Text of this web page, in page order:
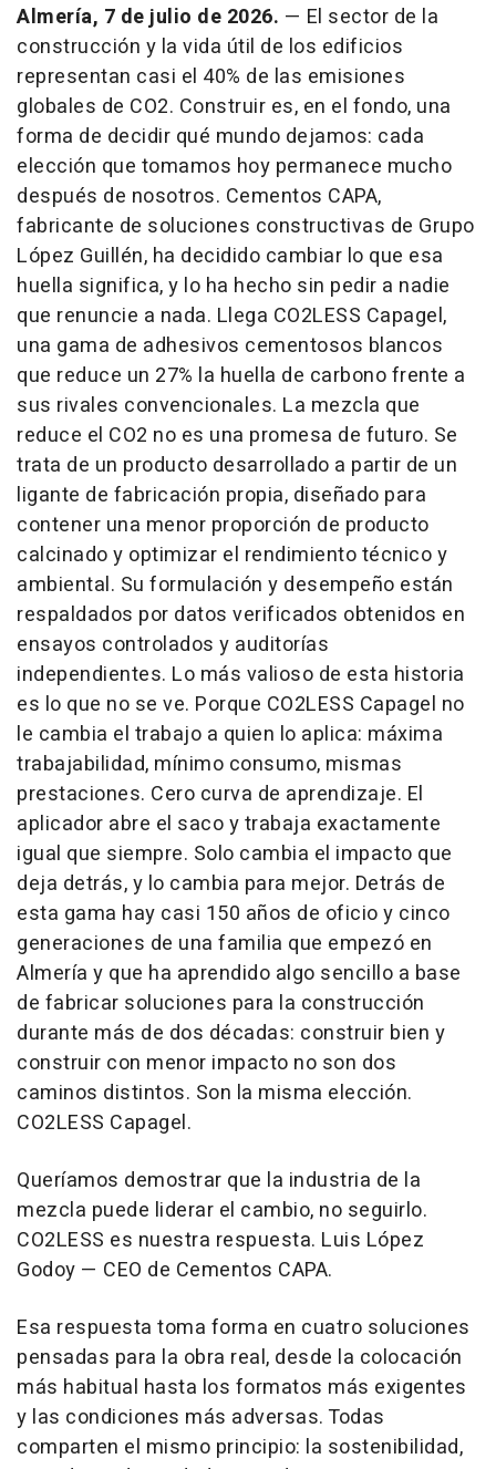
Almería, 7 de julio de 2026. — El sector de la
construcción y la vida útil de los edificios
representan casi el 40% de las emisiones
globales de CO2. Construir es, en el fondo, una
forma de decidir qué mundo dejamos: cada
elección que tomamos hoy permanece mucho
después de nosotros. Cementos CAPA,
fabricante de soluciones constructivas de Grupo
López Guillén, ha decidido cambiar lo que esa
huella significa, y lo ha hecho sin pedir a nadie
que renuncie a nada. Llega CO2LESS Capagel,
una gama de adhesivos cementosos blancos
que reduce un 27% la huella de carbono frente a
sus rivales convencionales. La mezcla que
reduce el CO2 no es una promesa de futuro. Se
trata de un producto desarrollado a partir de un
ligante de fabricación propia, diseñado para
contener una menor proporción de producto
calcinado y optimizar el rendimiento técnico y
ambiental. Su formulación y desempeño están
respaldados por datos verificados obtenidos en
ensayos controlados y auditorías
independientes. Lo más valioso de esta historia
es lo que no se ve. Porque CO2LESS Capagel no
le cambia el trabajo a quien lo aplica: máxima
trabajabilidad, mínimo consumo, mismas
prestaciones. Cero curva de aprendizaje. El
aplicador abre el saco y trabaja exactamente
igual que siempre. Solo cambia el impacto que
deja detrás, y lo cambia para mejor. Detrás de
esta gama hay casi 150 años de oficio y cinco
generaciones de una familia que empezó en
Almería y que ha aprendido algo sencillo a base
de fabricar soluciones para la construcción
durante más de dos décadas: construir bien y
construir con menor impacto no son dos
caminos distintos. Son la misma elección.
CO2LESS Capagel.
Queríamos demostrar que la industria de la
mezcla puede liderar el cambio, no seguirlo.
CO2LESS es nuestra respuesta. Luis López
Godoy — CEO de Cementos CAPA.
Esa respuesta toma forma en cuatro soluciones
pensadas para la obra real, desde la colocación
más habitual hasta los formatos más exigentes
y las condiciones más adversas. Todas
comparten el mismo principio: la sostenibilidad,